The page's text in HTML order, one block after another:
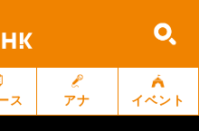
ス アナ イベント